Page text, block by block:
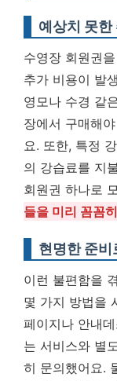
예상치 못한
수영장 회원권
추가 비용이 발
영모나 수경 같
장에서 구매해
요. 또한, 특정
의 강습료를 지
회원권 하나로
들을 미리 꼼꼼
현명한 준비
이런 불편함을
몇 가지 방법을
페이지나 안내
는 서비스와 별
히 문의했어요.